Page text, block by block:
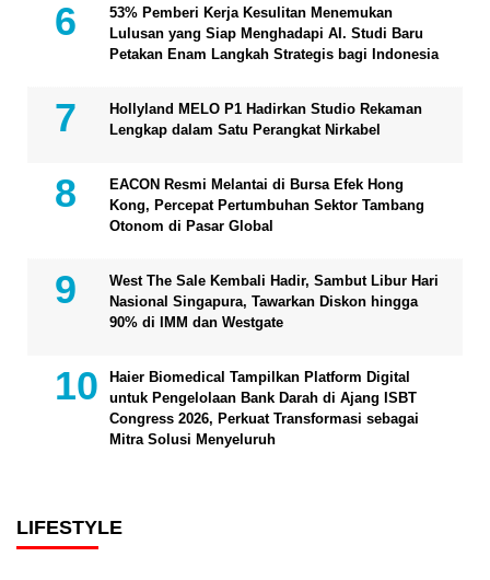
53% Pemberi Kerja Kesulitan Menemukan
Lulusan yang Siap Menghadapi AI. Studi Baru
Petakan Enam Langkah Strategis bagi Indonesia
Hollyland MELO P1 Hadirkan Studio Rekaman
Lengkap dalam Satu Perangkat Nirkabel
EACON Resmi Melantai di Bursa Efek Hong
Kong, Percepat Pertumbuhan Sektor Tambang
Otonom di Pasar Global
West The Sale Kembali Hadir, Sambut Libur Hari
Nasional Singapura, Tawarkan Diskon hingga
90% di IMM dan Westgate
Haier Biomedical Tampilkan Platform Digital
untuk Pengelolaan Bank Darah di Ajang ISBT
Congress 2026, Perkuat Transformasi sebagai
Mitra Solusi Menyeluruh
LIFESTYLE